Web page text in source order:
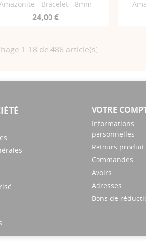
- Bracelet - 8mm
24,00 €
1-18 de 486 article(s)
VOTRE
Informations
personnelles
Retours produit
Commandes
Avoirs
Adresses
Bons de